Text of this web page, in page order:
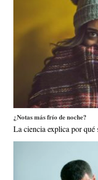
¿Notas más frío de noche?
La ciencia explica por